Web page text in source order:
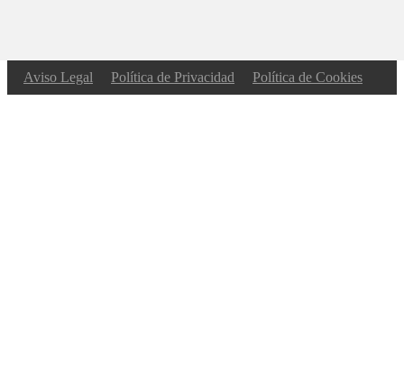
Aviso Legal Política de Privacidad Política de Cookies